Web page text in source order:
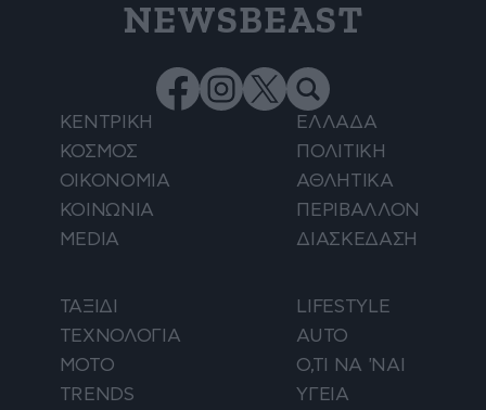
NEWSBEAST
ΚΕΝΤΡΙΚΗ
ΕΛΛΑΔΑ
ΚΟΣΜΟΣ
ΠΟΛΙΤΙΚΗ
ΟΙΚΟΝΟΜΙΑ
ΑΘΛΗΤΙΚΑ
ΚΟΙΝΩΝΙΑ
ΠΕΡΙΒΑΛΛΟΝ
MEDIA
ΔΙΑΣΚΕΔΑΣΗ
ΤΑΞΙΔΙ
LIFESTYLE
ΤΕΧΝΟΛΟΓΙΑ
AUTO
ΜΟΤΟ
Ο,ΤΙ ΝΑ 'ΝΑΙ
TRENDS
ΥΓΕΙΑ